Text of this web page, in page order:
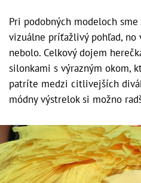
Pri podobných modeloch
vizuálne príťažlivý pohľad,
nebolo. Celkový dojem
silonkami s výrazným okom,
patríte medzi citlivejších
módny výstrelok si možno